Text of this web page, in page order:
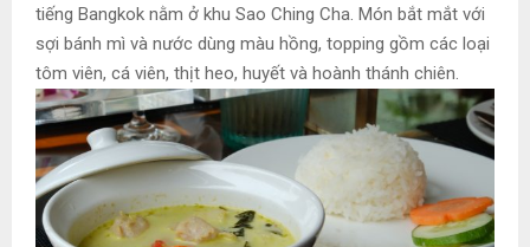
tiếng Bangkok nằm ở khu Sao Ching Cha. Món bắt mắt với
sợi bánh mì và nước dùng màu hồng, topping gồm các loại
tôm viên, cá viên, thịt heo, huyết và hoành thánh chiên.